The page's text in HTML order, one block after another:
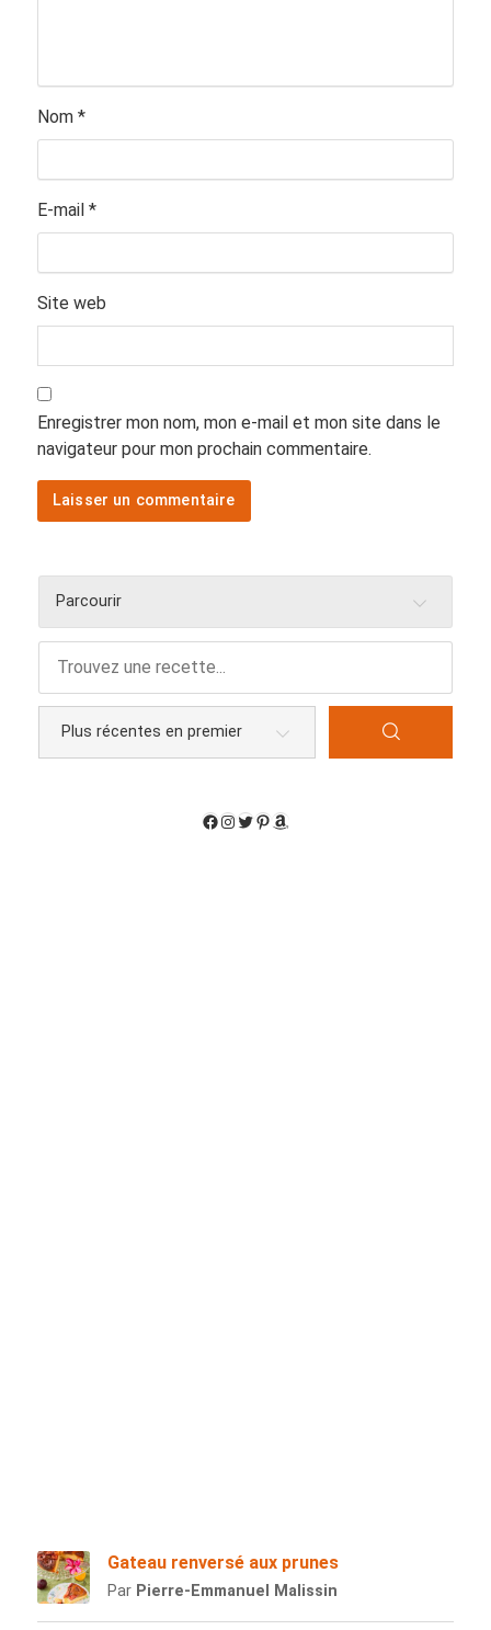
Nom *
E-mail *
Site web
Enregistrer mon nom, mon e-mail et mon site dans le
navigateur pour mon prochain commentaire.
Parcourir
Gateau renversé aux prunes
Par Pierre-Emmanuel Malissin